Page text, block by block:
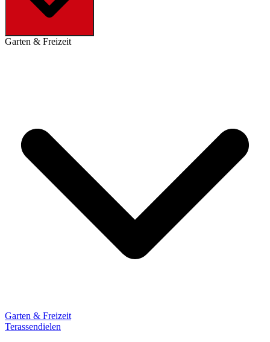
Garten & Freizeit
Garten & Freizeit
Terassendielen